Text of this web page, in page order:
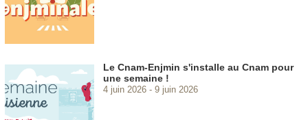
Le Cnam-Enjmin s'installe au Cnam pour
une semaine !
4 juin 2026 9 juin 2026